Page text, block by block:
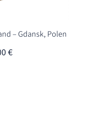
– Gdansk, Polen
€